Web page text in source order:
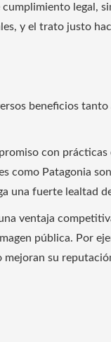
legal,
y el trato justo
beneficios tanto
con
como Patagonia
una fuerte lealtad
ventaja
pública. Por
su